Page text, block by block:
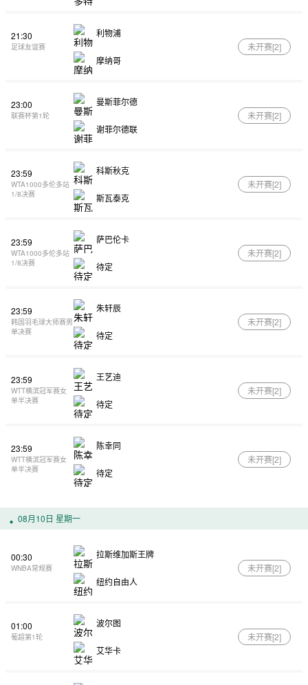
21:30
足球友谊赛
利物浦
摩纳哥
未开赛[2]
23:00
联赛杯第1轮
曼斯菲尔德
谢菲尔德联
未开赛[2]
23:59
WTA1000多伦多站
1/8决赛
科斯秋克
斯瓦泰克
未开赛[2]
23:59
WTA1000多伦多站
1/8决赛
萨巴伦卡
待定
未开赛[2]
23:59
韩国羽毛球大师赛男
单决赛
朱轩辰
待定
未开赛[2]
23:59
WTT横滨冠军赛女
单半决赛
王艺迪
待定
未开赛[2]
23:59
WTT横滨冠军赛女
单半决赛
陈幸同
待定
未开赛[2]
08月10日 星期一
00:30
WNBA常规赛
拉斯维加斯王牌
纽约自由人
未开赛[2]
01:00
葡超第1轮
波尔图
艾华卡
未开赛[2]